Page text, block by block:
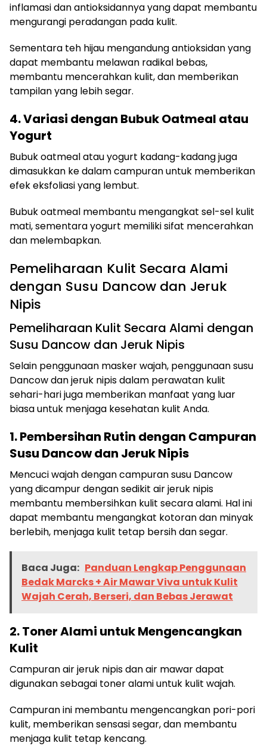
inflamasi dan antioksidannya yang dapat membantu
mengurangi peradangan pada kulit.
Sementara teh hijau mengandung antioksidan yang
dapat membantu melawan radikal bebas,
membantu mencerahkan kulit, dan memberikan
tampilan yang lebih segar.
4. Variasi dengan Bubuk Oatmeal atau
Yogurt
Bubuk oatmeal atau yogurt kadang-kadang juga
dimasukkan ke dalam campuran untuk memberikan
efek eksfoliasi yang lembut.
Bubuk oatmeal membantu mengangkat sel-sel kulit
mati, sementara yogurt memiliki sifat mencerahkan
dan melembapkan.
Pemeliharaan Kulit Secara Alami
dengan Susu Dancow dan Jeruk
Nipis
Pemeliharaan Kulit Secara Alami dengan
Susu Dancow dan Jeruk Nipis
Selain penggunaan masker wajah, penggunaan susu
Dancow dan jeruk nipis dalam perawatan kulit
sehari-hari juga memberikan manfaat yang luar
biasa untuk menjaga kesehatan kulit Anda.
1. Pembersihan Rutin dengan Campuran
Susu Dancow dan Jeruk Nipis
Mencuci wajah dengan campuran susu Dancow
yang dicampur dengan sedikit air jeruk nipis
membantu membersihkan kulit secara alami. Hal ini
dapat membantu mengangkat kotoran dan minyak
berlebih, menjaga kulit tetap bersih dan segar.
Baca Juga: Panduan Lengkap Penggunaan
Bedak Marcks + Air Mawar Viva untuk Kulit
Wajah Cerah, Berseri, dan Bebas Jerawat
2. Toner Alami untuk Mengencangkan
Kulit
Campuran air jeruk nipis dan air mawar dapat
digunakan sebagai toner alami untuk kulit wajah.
Campuran ini membantu mengencangkan pori-pori
kulit, memberikan sensasi segar, dan membantu
menjaga kulit tetap kencang.